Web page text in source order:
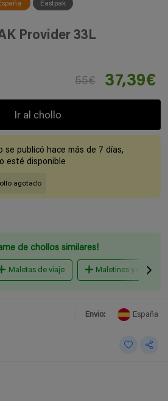
Eastpak
Provider 33L
55€ 37,39€
Ir al chollo
se publicó hace más de 7 días,
esté disponible
agotado
de chollos similares!
Maletas de viaje Maletines y
Envio: España